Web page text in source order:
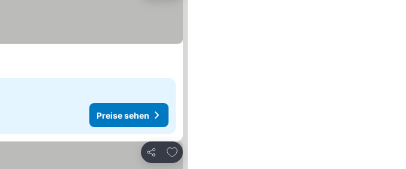
Preise sehen
Teilen
Zu Favoriten hinzufügen